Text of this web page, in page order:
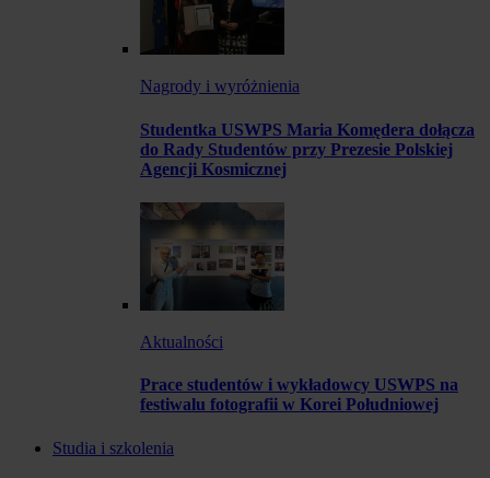
Nagrody i wyróżnienia
Studentka USWPS Maria Komędera dołącza
do Rady Studentów przy Prezesie Polskiej
Agencji Kosmicznej
Aktualności
Prace studentów i wykładowcy USWPS na
festiwalu fotografii w Korei Południowej
Studia i szkolenia